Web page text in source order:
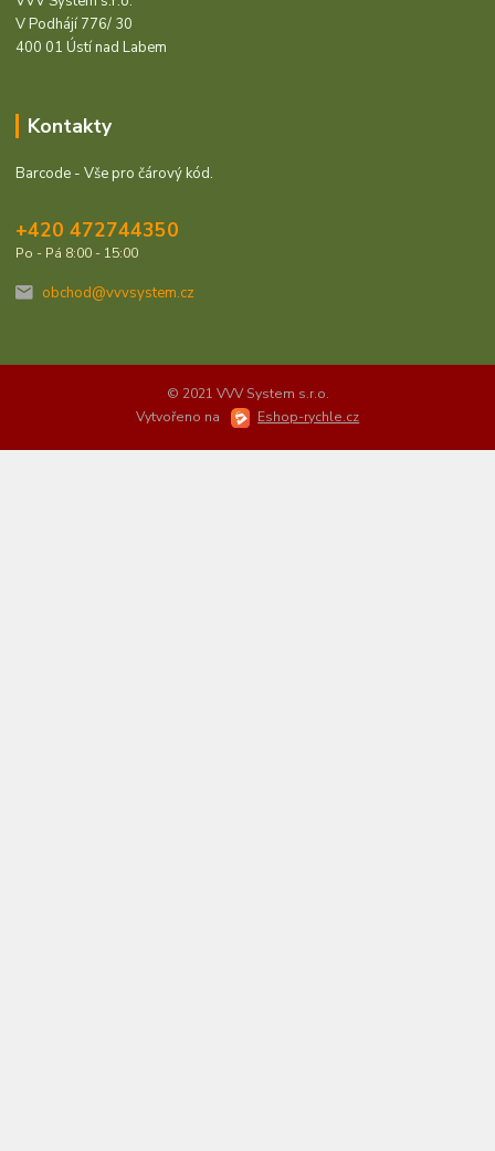
V Podhájí 776/ 30
400 01 Ústí nad Labem
Kontakty
Barcode - Vše pro čárový kód.
+420 472744350
Po - Pá 8:00 - 15:00
obchod@vvvsystem.cz
© 2021 VVV System s.r.o.
Vytvořeno na
Eshop-rychle.cz